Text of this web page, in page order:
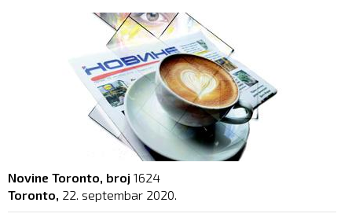
Novine Toronto, broj 1624
Toronto, 22. septembar 2020.